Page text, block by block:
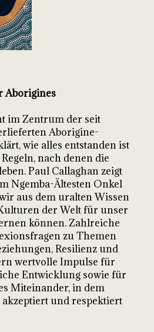
Aborigines
im Zentrum der seit
Aborigine-
wie alles entstanden ist
nach denen die
Paul Callaghan zeigt
Ngemba-Ältesten Onkel
aus dem uralten Wissen
der Welt für unser
können. Zahlreiche
zu Themen
Resilienz und
wertvolle Impulse für
Entwicklung sowie für
Miteinander, in dem
und respektiert